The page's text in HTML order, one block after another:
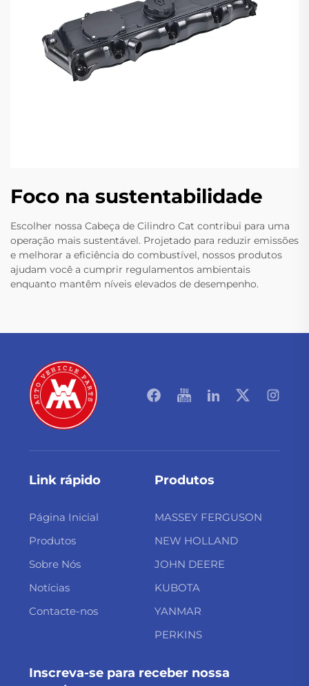
Foco na sustentabilidade
Escolher nossa Cabeça de Cilindro Cat contribui para uma
operação mais sustentável. Projetado para reduzir emissões
e melhorar a eficiência do combustível, nossos produtos
ajudam você a cumprir regulamentos ambientais
enquanto mantêm níveis elevados de desempenho.
Link rápido
Página Inicial
Produtos
Sobre Nós
Notícias
Contacte-nos
Produtos
MASSEY FERGUSON
NEW HOLLAND
JOHN DEERE
KUBOTA
YANMAR
PERKINS
Inscreva-se para receber nossa